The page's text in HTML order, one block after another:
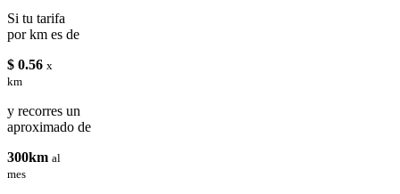
Si tu tarifa
por km es de
$ 0.56 x
km
y recorres un
aproximado de
300km al
mes